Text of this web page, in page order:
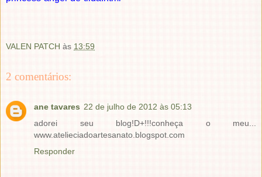
VALEN PATCH às 13:59
2 comentários:
ane tavares 22 de julho de 2012 às 05:13
adorei seu blog!D+!!!conheça o meu...
www.atelieciadoartesanato.blogspot.com
Responder